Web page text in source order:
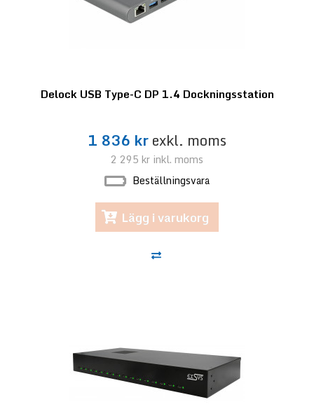
Delock USB Type-C DP 1.4 Dockningsstation
1 836 krexkl. moms
2 295 kr inkl. moms
Beställningsvara
Lägg i varukorg